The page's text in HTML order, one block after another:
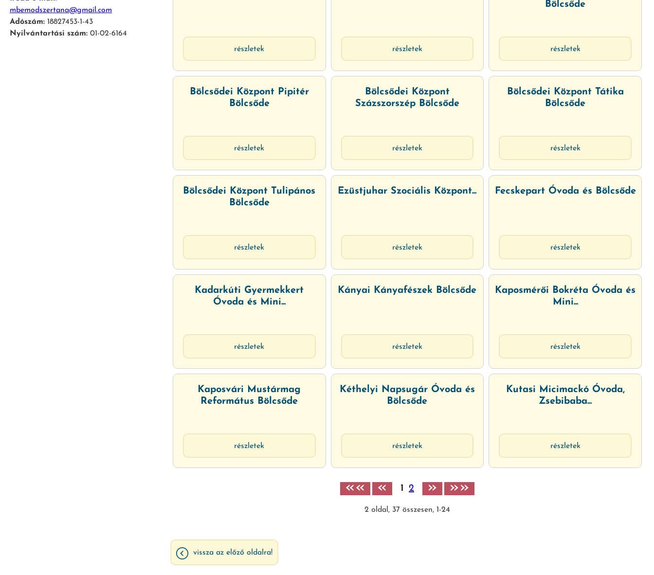
mbemodszertana@gmail.com
Adószám: 18827453-1-43
Nyilvántartási szám: 01-02-6164
részletek részletek
Bölcsőde
részletek
Bölcsődei Központ Pipitér
Bölcsőde
részletek
Bölcsődei Központ
Százszorszép Bölcsőde
részletek
Bölcsődei Központ Tátika
Bölcsőde
részletek
Bölcsődei Központ Tulipános
Bölcsőde
részletek
Ezüstjuhar Szociális Központ...
részletek
Fecskepart Óvoda és Bölcsőde
részletek
Kadarkúti Gyermekkert
Óvoda és Mini...
részletek
Kányai Kányafészek Bölcsőde
részletek
Kaposmérői Bokréta Óvoda és
Mini...
részletek
Kaposvári Mustármag
Református Bölcsőde
részletek
Kéthelyi Napsugár Óvoda és
Bölcsőde
részletek
Kutasi Micimackó Óvoda,
Zsebibaba...
részletek
«« « 1 2 » »»
2 oldal, 37 összesen, 1-24
vissza az előző oldalra!